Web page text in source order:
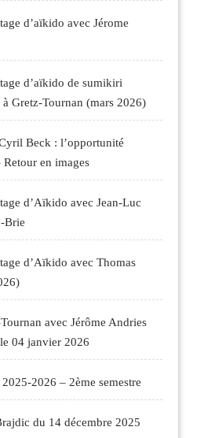
d’aïkido avec Jérome
d’aïkido de sumikiri
Gretz-Tournan (mars 2026)
Beck : l’opportunité
en images
d’Aïkido avec Jean-Luc
Brie
d’Aïkido avec Thomas
avec Jérôme Andries
04 janvier 2026
2026 – 2ème semestre
du 14 décembre 2025